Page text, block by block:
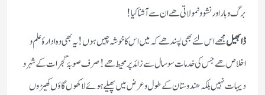
برگ و بار اور نشو و نمو لاتی ھے ان سے آشنا کیا!
ڈابھیلمجھے اس لئے بھی پسند ھے کہ میں اس کا خوشہ چیں ہوں! یہ بھی وہ ادارۂ علم و
اخلاص ھے جس کی خدمات سو سال سے زائد پر محیط ھے! صرف صوبۂ گجرات کے شہر و
دیہات نہیں بلکہ ھندوستان کے طول و عرض میں پھیلے ہوئے لاکھوں گاؤں کھیڑوں